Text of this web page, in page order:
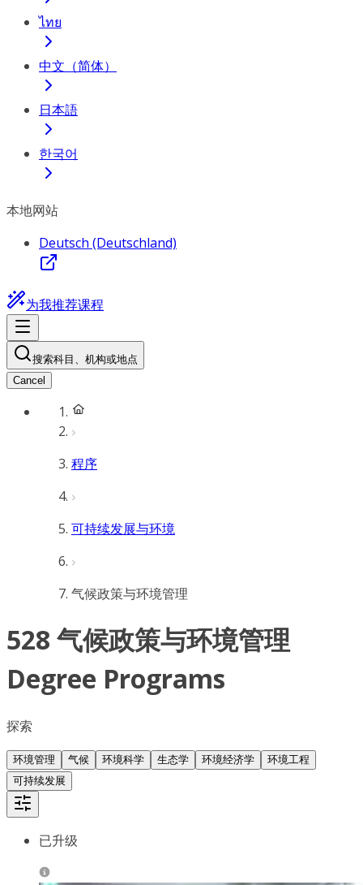
ไทย
中文（简体）
日本語
한국어
本地网站
Deutsch (Deutschland)
为我推荐课程
搜索科目、机构或地点
Cancel
程序
可持续发展与环境
气候政策与环境管理
528 气候政策与环境管理
Degree Programs
探索
环境管理 气候 环境科学 生态学 环境经济学
环境工程
可持续发展
已升级